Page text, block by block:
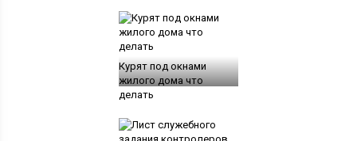
Курят под окнами
жилого дома что
делать